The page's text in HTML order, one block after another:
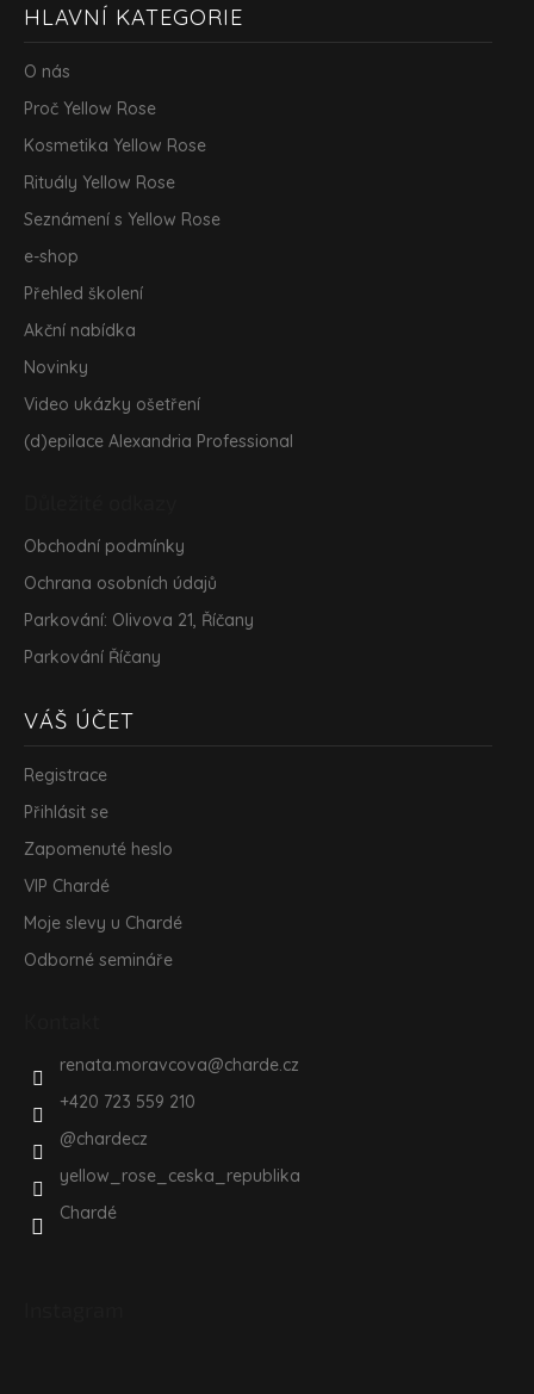
HLAVNÍ KATEGORIE
O nás
Proč Yellow Rose
Kosmetika Yellow Rose
Rituály Yellow Rose
Seznámení s Yellow Rose
e-shop
Přehled školení
Akční nabídka
Novinky
Video ukázky ošetření
(d)epilace Alexandria Professional
Obchodní podmínky
Ochrana osobních údajů
Parkování: Olivova 21, Říčany
Parkování Říčany
VÁŠ ÚČET
Registrace
Přihlásit se
Zapomenuté heslo
VIP Chardé
Moje slevy u Chardé
Odborné semináře
renata.moravcova@charde.cz
+420 723 559 210
@chardecz
yellow_rose_ceska_republika
Chardé